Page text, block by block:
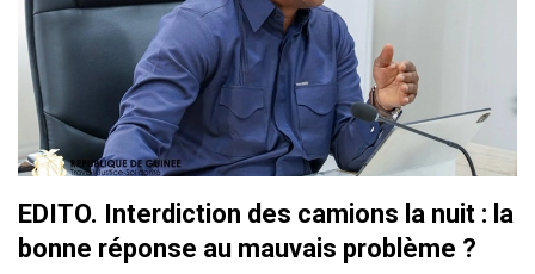
EDITO. Interdiction des camions la nuit : la
bonne réponse au mauvais problème ?